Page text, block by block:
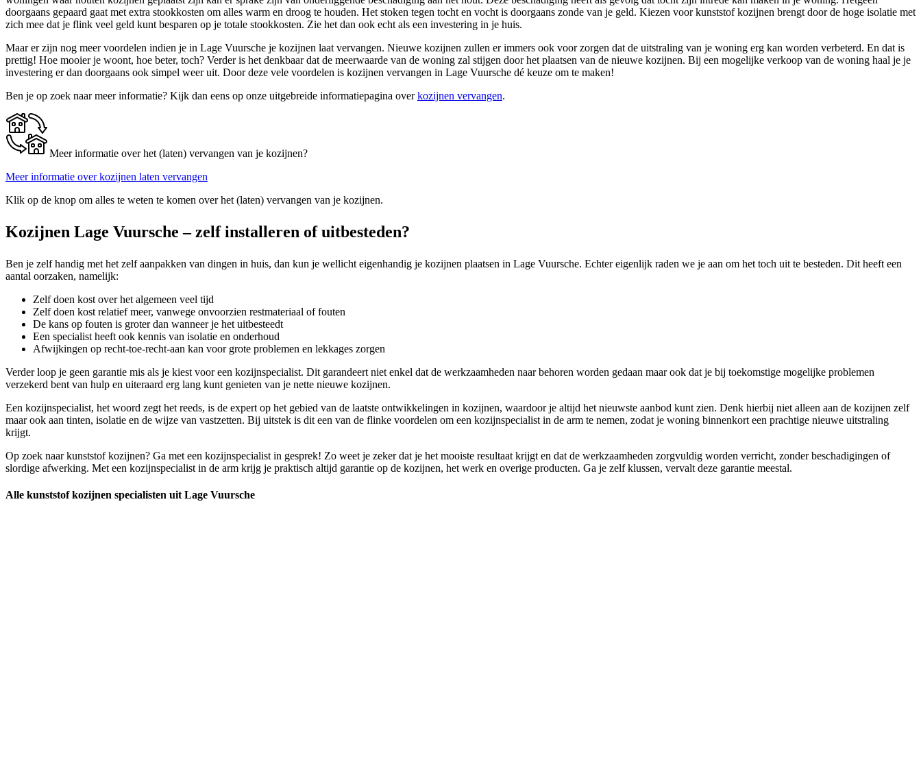
doorgaans gepaard gaat met extra stookkosten om alles warm en droog te houden. Het stoken tegen tocht en vocht is doorgaans zonde van je geld. Kiezen voor kunststof kozijnen brengt door de hoge isolatie met
zich mee dat je flink veel geld kunt besparen op je totale stookkosten. Zie het dan ook echt als een investering in je huis.
Maar er zijn nog meer voordelen indien je in Lage Vuursche je kozijnen laat vervangen. Nieuwe kozijnen zullen er immers ook voor zorgen dat de uitstraling van je woning erg kan worden verbeterd. En dat is
prettig! Hoe mooier je woont, hoe beter, toch? Verder is het denkbaar dat de meerwaarde van de woning zal stijgen door het plaatsen van de nieuwe kozijnen. Bij een mogelijke verkoop van de woning haal je je
investering er dan doorgaans ook simpel weer uit. Door deze vele voordelen is kozijnen vervangen in Lage Vuursche dé keuze om te maken!
Ben je op zoek naar meer informatie? Kijk dan eens op onze uitgebreide informatiepagina overkozijnen vervangen.
Meer informatie over het (laten) vervangen van je kozijnen?
Meer informatie over kozijnen laten vervangen
Klik op de knop om alles te weten te komen over het (laten) vervangen van je kozijnen.
Kozijnen Lage Vuursche – zelf installeren of uitbesteden?
Ben je zelf handig met het zelf aanpakken van dingen in huis, dan kun je wellicht eigenhandig je kozijnen plaatsen in Lage Vuursche. Echter eigenlijk raden we je aan om het toch uit te besteden. Dit heeft een
aantal oorzaken, namelijk:
Zelf doen kost over het algemeen veel tijd
Zelf doen kost relatief meer, vanwege onvoorzien restmateriaal of fouten
De kans op fouten is groter dan wanneer je het uitbesteedt
Een specialist heeft ook kennis van isolatie en onderhoud
Afwijkingen op recht-toe-recht-aan kan voor grote problemen en lekkages zorgen
Verder loop je geen garantie mis als je kiest voor een kozijnspecialist. Dit garandeert niet enkel dat de werkzaamheden naar behoren worden gedaan maar ook dat je bij toekomstige mogelijke problemen
verzekerd bent van hulp en uiteraard erg lang kunt genieten van je nette nieuwe kozijnen.
Een kozijnspecialist, het woord zegt het reeds, is de expert op het gebied van de laatste ontwikkelingen in kozijnen, waardoor je altijd het nieuwste aanbod kunt zien. Denk hierbij niet alleen aan de kozijnen zelf
maar ook aan tinten, isolatie en de wijze van vastzetten. Bij uitstek is dit een van de flinke voordelen om een kozijnspecialist in de arm te nemen, zodat je woning binnenkort een prachtige nieuwe uitstraling
krijgt.
Op zoek naar kunststof kozijnen? Ga met een kozijnspecialist in gesprek! Zo weet je zeker dat je het mooiste resultaat krijgt en dat de werkzaamheden zorgvuldig worden verricht, zonder beschadigingen of
slordige afwerking. Met een kozijnspecialist in de arm krijg je praktisch altijd garantie op de kozijnen, het werk en overige producten. Ga je zelf klussen, vervalt deze garantie meestal.
Alle kunststof kozijnen specialisten uit Lage Vuursche